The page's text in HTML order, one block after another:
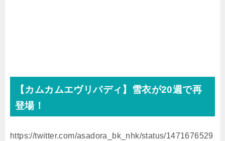
【カムカムエヴリバディ】雪衣が20週で再
登場！
https://twitter.com/asadora_bk_nhk/status/1471676529